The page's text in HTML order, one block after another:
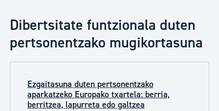
Dibertsitate funtzionala duten
pertsonentzako mugikortasuna
Ezgaitasuna duten pertsonentzako
aparkatzeko Europako txartela: berria,
berritzea, lapurreta edo galtzea